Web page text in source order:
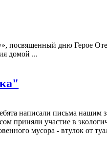
посвященный дню Герое
домой ...
написали письма
приняли участие в
мусора - втулок от